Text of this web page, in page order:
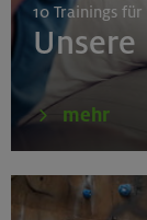
Gilching
26.08.26
München
10 Trainings
mehr